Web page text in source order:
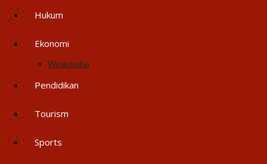
Hukum
Ekonomi
Wirausaha
Pendidikan
Tourism
Sports